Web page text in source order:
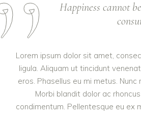
Happiness cannot
Lorem ipsum dolor sit amet,
ligula. Aliquam ut tincidunt
eros. Phasellus eu mi metus.
Morbi blandit dolor ac
condimentum. Pellentesque eu ex